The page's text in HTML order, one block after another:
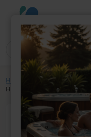
Home Whirlpool-Teile
Heater Dome Bypass-Kit